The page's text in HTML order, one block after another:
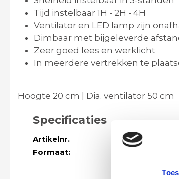
Tijd instelbaar 1H - 2H - 4H
Ventilator en LED lamp zijn
Dimbaar met bijgeleverde
Zeer goed lees en werklicht
In meerdere vertrekken te
Hoogte 20 cm | Dia. ventilator 50 cm
Specificaties
Artikelnr.
Formaat: